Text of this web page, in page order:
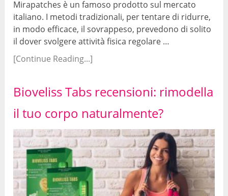
Mirapatches è un famoso prodotto sul mercato
italiano. I metodi tradizionali, per tentare di ridurre,
in modo efficace, il sovrappeso, prevedono di solito
il dover svolgere attività fisica regolare …
[Continue Reading...]
Bioveliss Tabs recensioni: rimodella
il tuo corpo naturalmente?